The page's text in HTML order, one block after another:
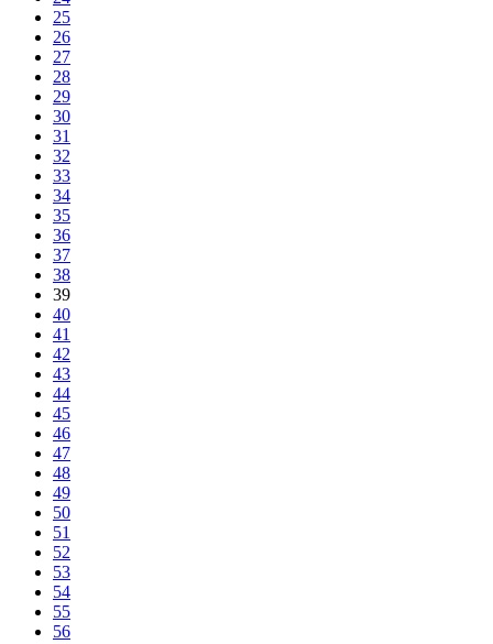
25
26
27
28
29
30
31
32
33
34
35
36
37
38
39
40
41
42
43
44
45
46
47
48
49
50
51
52
53
54
55
56